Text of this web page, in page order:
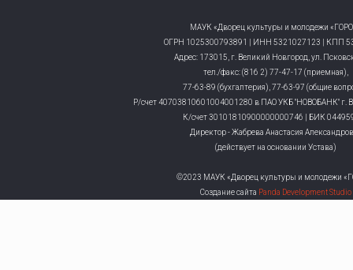
МАУК «Дворец культуры и молодежи
ОГРН 1025300793891 | ИНН 5321027123 | КПП
Адрес: 173015, г. Великий Новгород, ул.
тел./факс: (816 2) 77-47-17 (приемная),
77-63-89 (бухгалтерия), 77-63-97 (общие
Р/счет 40703810601004001280 в ПАО УКБ "НОВОБАНК" г.
К/счет 30101810900000000746 | БИК
Директор - Жабрева Анастасия
(действует на основании Устава)
©2023 МАУК «Дворец культуры и молодежи
Создание сайта Panda Development Studio